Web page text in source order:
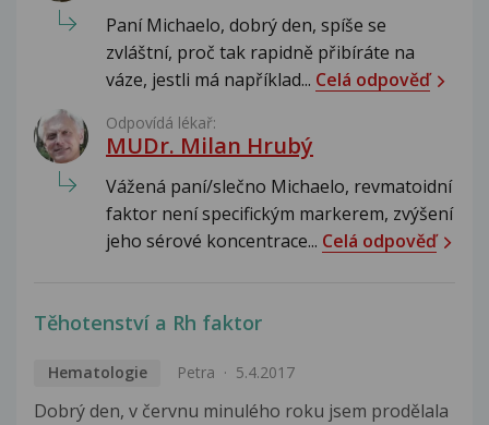
Paní Michaelo, dobrý den, spíše se
zvláštní, proč tak rapidně přibíráte na
váze, jestli má například... Celá odpověď
Odpovídá lékař:
MUDr. Milan Hrubý
Vážená paní/slečno Michaelo, revmatoidní
faktor není specifickým markerem, zvýšení
jeho sérové koncentrace... Celá odpověď
Těhotenství a Rh faktor
Hematologie Petra 5.4.2017
Dobrý den, v červnu minulého roku jsem prodělala